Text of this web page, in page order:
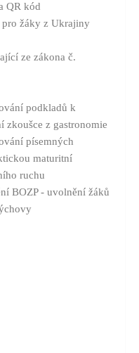
QR kód
žáky z Ukrajiny
ze zákona č.
podkladů k
zkoušce z gastronomie
písemných
maturitní
ruchu
BOZP - uvolnění žáků